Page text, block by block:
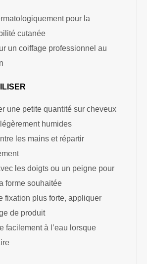
pour la
cutanée
un coiffage professionnel au
une petite quantité sur cheveux
humides
les mains et répartir
les doigts ou un peigne pour
forme souhaitée
fixation plus forte, appliquer
de produit
facilement à l’eau lorsque